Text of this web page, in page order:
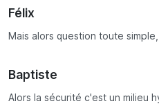
Félix
Mais alors question toute
Baptiste
Alors la sécurité c'est un milieu